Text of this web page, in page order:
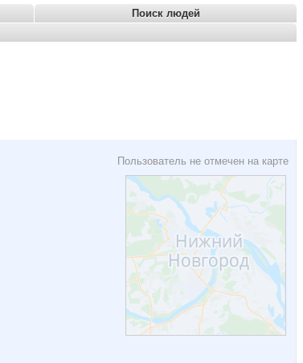
Поиск людей
Пользователь не отмечен на карте